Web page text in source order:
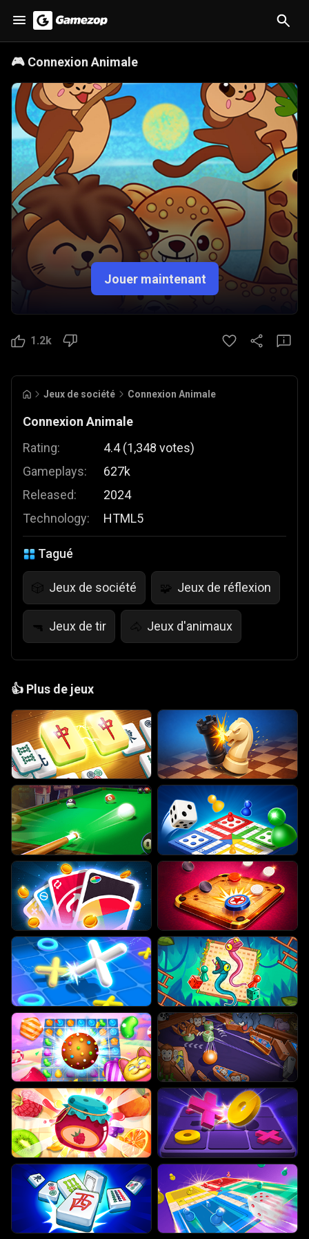
🎮 Connexion Animale
Jouer maintenant
1.2k
Jeux de société Connexion Animale
Connexion Animale
Rating:
Gameplays:
Released:
Technology:
4.4 (1,348 votes)
627k
2024
HTML5
Tagué
🎲 Jeux de société 🧩 Jeux de réflexion
🔫 Jeux de tir 🐴 Jeux d'animaux
👍 Plus de jeux